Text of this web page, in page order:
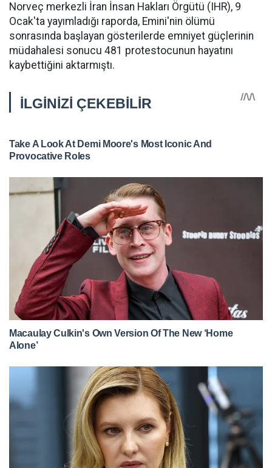
Norveç merkezli İran İnsan Hakları Örgütü (IHR), 9
Ocak'ta yayımladığı raporda, Emini'nin ölümü
sonrasında başlayan gösterilerde emniyet güçlerinin
müdahalesi sonucu 481 protestocunun hayatını
kaybettiğini aktarmıştı.